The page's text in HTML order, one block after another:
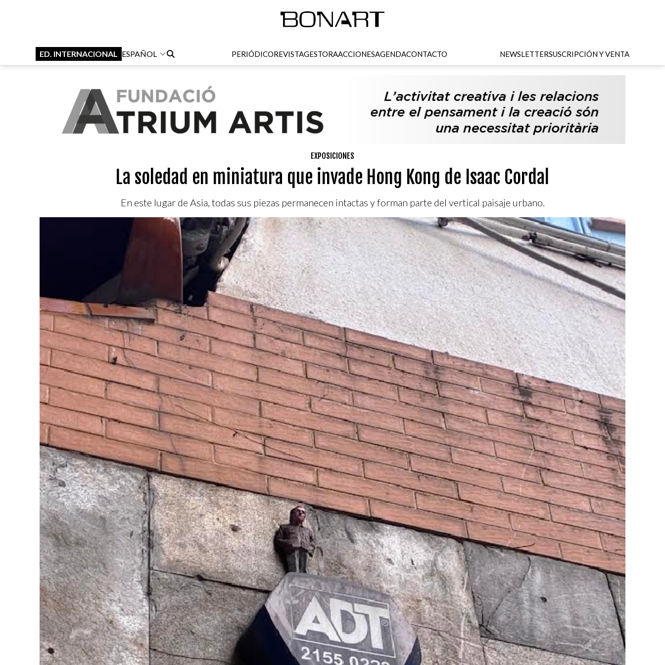
ED. INTERNACIONAL ESPAÑOL PERIÓDICOREVISTAGESTORAACCIONESAGENDACONTACTO NEWSLETTERSUSCRIPCIÓN Y VENTA
EXPOSICIONES
La soledad en miniatura que invade Hong Kong de Isaac Cordal
En este lugar de Asia, todas sus piezas permanecen intactas y forman parte del vertical paisaje urbano.